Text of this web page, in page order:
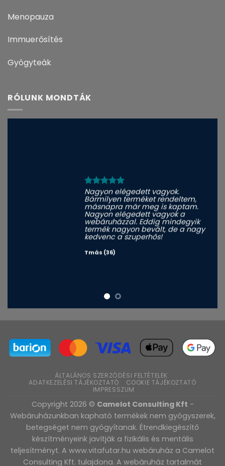
Menopauza
Immuerősítés
Gyógyteák
RÓLUNK MONDTÁK
Nagyon elégedett vagyok.
Bármilyen terméket rendeltem,
másnapra már meg is kaptam.
Nagyon elégedett vagyok a
webáruházzal. Eddig mindegyik
termék nagyon bevált, de a nagy
kedvenc a szuperhős!
Tmás (36)
ÁLTALÁNOS SZERZŐDÉSI FELTÉTELEK
ADATKEZELÉSI TÁJÉKOZTATÓ
COOKIE TÁJÉKOZTATÓ
IMPRESSZUM
Copyright 2026 © Camelot Consulting Kft -
Webáruházunkban kapható termékek nem gyógyszerek,
betegséget nem gyógyítanak. Étrendkiegészítő
készítményeink javítják a fizikális és mentális
teljesítményt. A www.vitafutar.hu webáruház a Camelot
Consulting Kft. tulajdona. A webáruház tartalmát